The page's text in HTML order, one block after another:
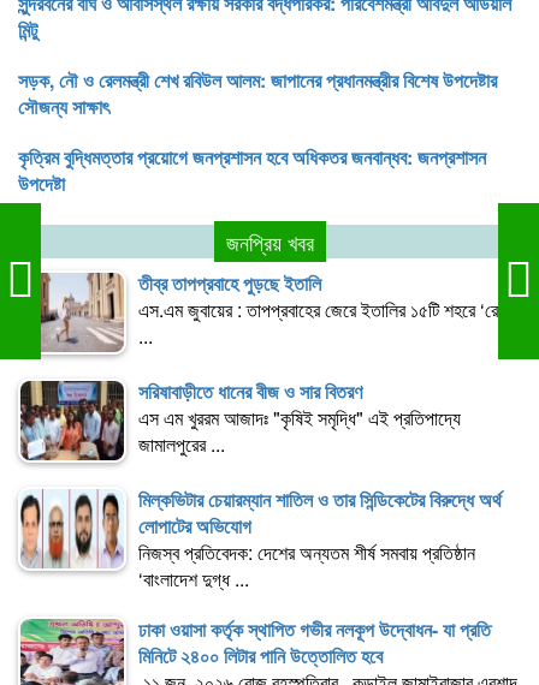
মিন্টু
সড়ক, নৌ ও রেলমন্ত্রী শেখ রবিউল আলম: জাপানের প্রধানমন্ত্রীর বিশেষ উপদেষ্টার
সৌজন্য সাক্ষাৎ
কৃত্রিম বুদ্ধিমত্তার প্রয়োগে জনপ্রশাসন হবে অধিকতর জনবান্ধব: জনপ্রশাসন
উপদেষ্টা
জনপ্রিয় খবর
তীব্র তাপপ্রবাহে পুড়ছে ইতালি
এস.এম জুবায়ের : তাপপ্রবাহের জেরে ইতালির ১৫টি শহরে ‘রেড
...
সরিষাবাড়ীতে ধানের বীজ ও সার বিতরণ
এস এম খুররম আজাদঃ "কৃষিই সমৃদ্ধি" এই প্রতিপাদ্যে
জামালপুরের ...
মিল্কভিটার চেয়ারম্যান শাতিল ও তার সিন্ডিকেটের বিরুদ্ধে অর্থ
লোপাটের অভিযোগ
নিজস্ব প্রতিবেদক: দেশের অন্যতম শীর্ষ সমবায় প্রতিষ্ঠান
‘বাংলাদেশ দুগ্ধ ...
ঢাকা ওয়াসা কর্তৃক স্থাপিত গভীর নলকূপ উদ্বোধন- যা প্রতি
মিনিটে ২৪০০ লিটার পানি উত্তোলিত হবে